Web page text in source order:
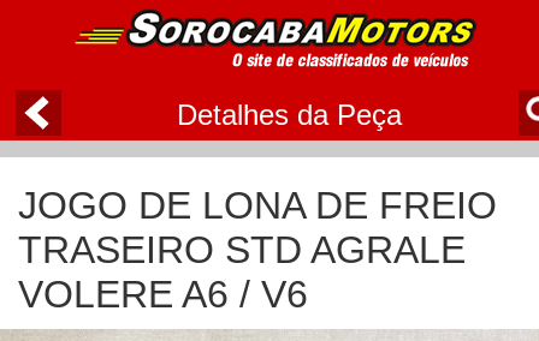
Detalhes da Peça
JOGO DE LONA DE FREIO
TRASEIRO STD AGRALE
VOLERE A6 / V6